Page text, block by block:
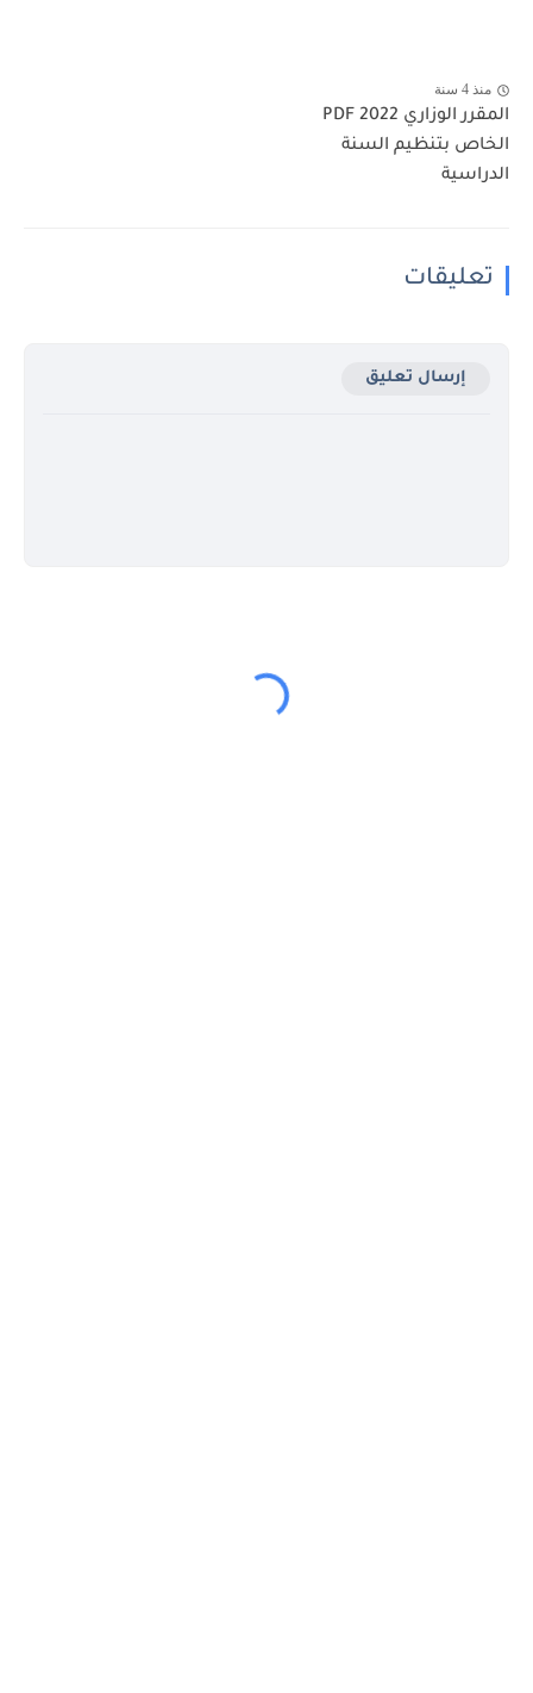
منذ 4 سنة
المقرر الوزاري 2022 PDF
الخاص بتنظيم السنة
الدراسية
تعليقات
إرسال تعليق